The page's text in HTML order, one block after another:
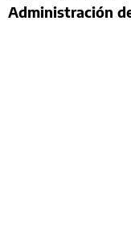
Administración